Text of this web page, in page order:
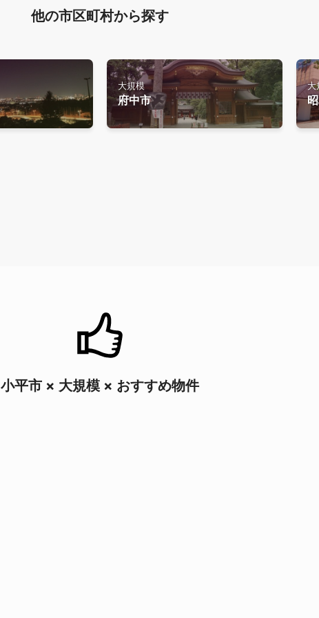
他の市区町村から探す
大規模
府中市
大
小平市 × 大規模 × おすすめ物件